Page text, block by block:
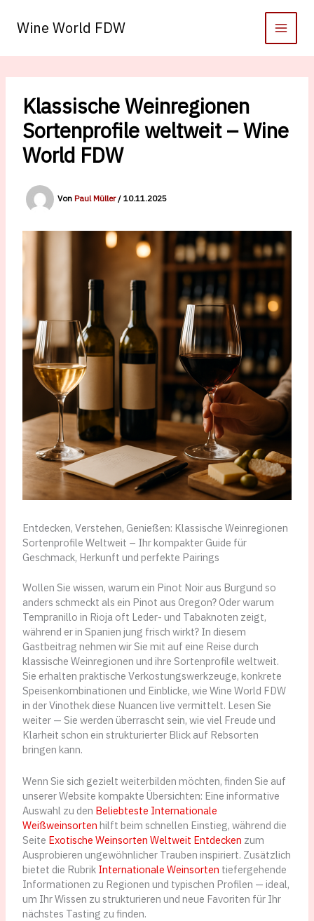
Inhalt
springenWine World FDW
Klassische Weinregionen
Sortenprofile weltweit – Wine
World FDW
Von Paul Müller/ 10.11.2025
Entdecken, Verstehen, Genießen: Klassische Weinregionen
Sortenprofile Weltweit – Ihr kompakter Guide für
Geschmack, Herkunft und perfekte Pairings
Wollen Sie wissen, warum ein Pinot Noir aus Burgund so
anders schmeckt als ein Pinot aus Oregon? Oder warum
Tempranillo in Rioja oft Leder- und Tabaknoten zeigt,
während er in Spanien jung frisch wirkt? In diesem
Gastbeitrag nehmen wir Sie mit auf eine Reise durch
klassische Weinregionen und ihre Sortenprofile weltweit.
Sie erhalten praktische Verkostungswerkzeuge, konkrete
Speisenkombinationen und Einblicke, wie Wine World FDW
in der Vinothek diese Nuancen live vermittelt. Lesen Sie
weiter — Sie werden überrascht sein, wie viel Freude und
Klarheit schon ein strukturierter Blick auf Rebsorten
bringen kann.
Wenn Sie sich gezielt weiterbilden möchten, finden Sie auf
unserer Website kompakte Übersichten: Eine informative
Auswahl zu den Beliebteste Internationale
Weißweinsorten hilft beim schnellen Einstieg, während die
Seite Exotische Weinsorten Weltweit Entdecken zum
Ausprobieren ungewöhnlicher Trauben inspiriert. Zusätzlich
bietet die Rubrik Internationale Weinsorten tiefergehende
Informationen zu Regionen und typischen Profilen — ideal,
um Ihr Wissen zu strukturieren und neue Favoriten für Ihr
nächstes Tasting zu finden.